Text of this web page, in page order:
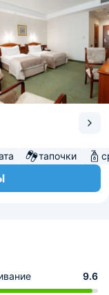
тапочки
9.6